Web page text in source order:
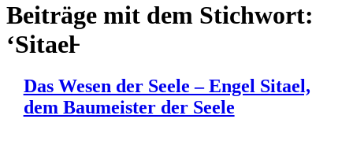
Beiträge mit dem Stichwort:
‘Sitael̵
Das Wesen der Seele – Engel Sitael,
dem Baumeister der Seele